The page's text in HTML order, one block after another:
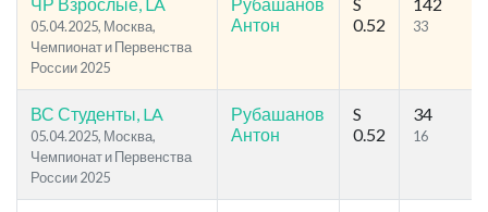
05.04.2025, Москва,
Чемпионат и Первенства
России 2025
Антон
0.52
33
ВС Студенты, LA
05.04.2025, Москва,
Чемпионат и Первенства
России 2025
Рубашанов
Антон
S
0.52
34
16